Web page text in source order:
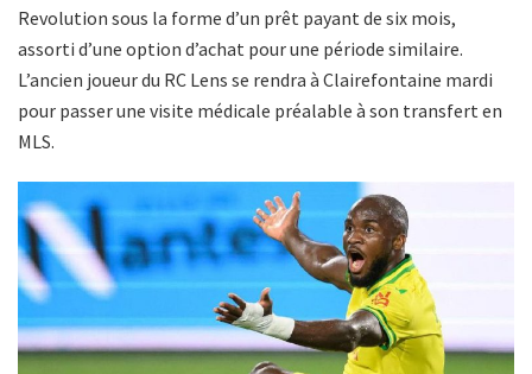
Revolution sous la forme d’un prêt payant de six mois,
assorti d’une option d’achat pour une période similaire.
L’ancien joueur du RC Lens se rendra à Clairefontaine mardi
pour passer une visite médicale préalable à son transfert en
MLS.